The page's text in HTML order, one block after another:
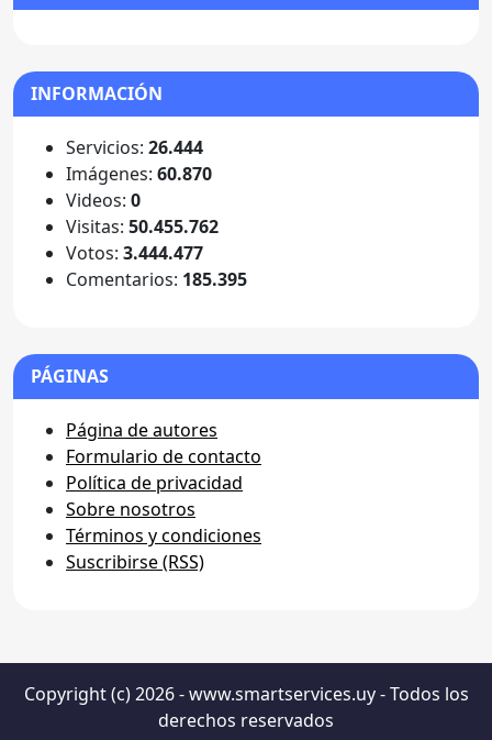
INFORMACIÓN
Servicios: 26.444
Imágenes: 60.870
Videos: 0
Visitas: 50.455.762
Votos: 3.444.477
Comentarios: 185.395
PÁGINAS
Página de autores
Formulario de contacto
Política de privacidad
Sobre nosotros
Términos y condiciones
Suscribirse (RSS)
Copyright (c) 2026 - www.smartservices.uy - Todos los
derechos reservados